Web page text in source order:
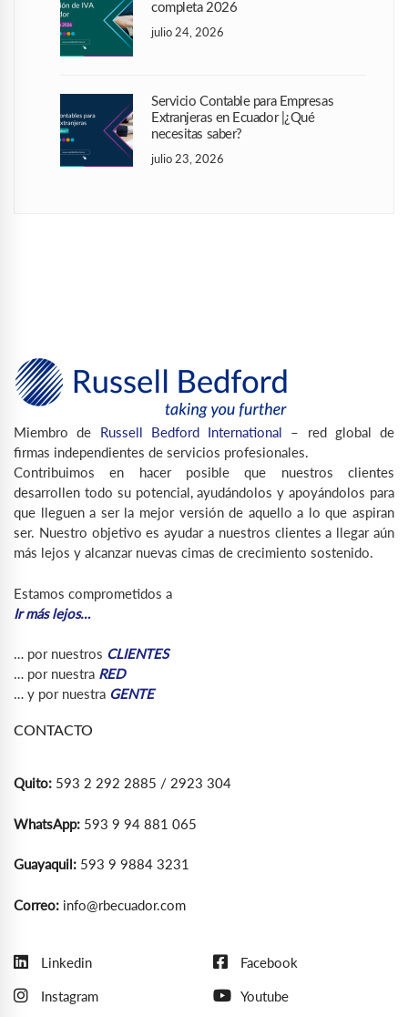
completa 2026
julio 24, 2026
Servicio Contable para Empresas
Extranjeras en Ecuador |¿Qué
necesitas saber?
julio 23, 2026
Miembro de Russell Bedford International – red global de
firmas independientes de servicios profesionales.
Contribuimos en hacer posible que nuestros clientes
desarrollen todo su potencial, ayudándolos y apoyándolos para
que lleguen a ser la mejor versión de aquello a lo que aspiran
ser. Nuestro objetivo es ayudar a nuestros clientes a llegar aún
más lejos y alcanzar nuevas cimas de crecimiento sostenido.
Estamos comprometidos a
Ir más lejos…
… por nuestros CLIENTES
… por nuestra RED
… y por nuestra GENTE
CONTACTO
Quito: 593 2 292 2885 / 2923 304
WhatsApp: 593 9 94 881 065
Guayaquil: 593 9 9884 3231
Correo: info@rbecuador.com
Linkedin Facebook
Instagram Youtube